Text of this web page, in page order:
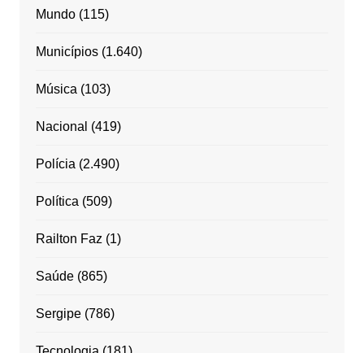
Mundo(115)
Municípios(1.640)
Música (103)
Nacional (419)
Polícia (2.490)
Política (509)
Railton Faz (1)
Saúde(865)
Sergipe(786)